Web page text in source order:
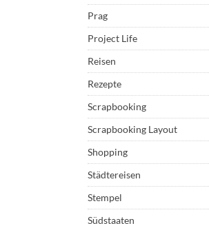
Prag
Project Life
Reisen
Rezepte
Scrapbooking
Scrapbooking Layout
Shopping
Städtereisen
Stempel
Südstaaten